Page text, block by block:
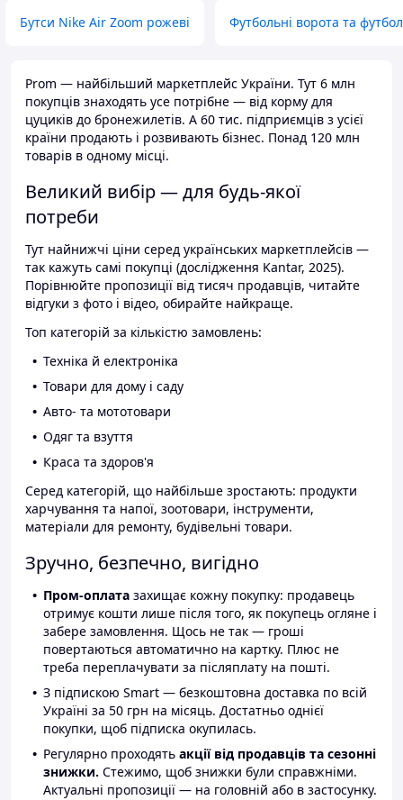
Бутси Nike Air Zoom рожеві Футбольні ворота та
Prom — найбільший маркетплейс України. Тут 6 млн
покупців знаходять усе потрібне — від корму для
цуциків до бронежилетів. А 60 тис. підприємців з усієї
країни продають і розвивають бізнес. Понад 120 млн
товарів в одному місці.
Великий вибір — для будь-якої
потреби
Тут найнижчі ціни серед українських маркетплейсів —
так кажуть самі покупці (дослідження Kantar, 2025).
Порівнюйте пропозиції від тисяч продавців, читайте
відгуки з фото і відео, обирайте найкраще.
Топ категорій за кількістю замовлень:
Техніка й електроніка
Товари для дому і саду
Авто- та мототовари
Одяг та взуття
Краса та здоров'я
Серед категорій, що найбільше зростають: продукти
харчування та напої, зоотовари, інструменти,
матеріали для ремонту, будівельні товари.
Зручно, безпечно, вигідно
Пром-оплата захищає кожну покупку: продавець
отримує кошти лише після того, як покупець огляне і
забере замовлення. Щось не так — гроші
повертаються автоматично на картку. Плюс не
треба переплачувати за післяплату на пошті.
З підпискою Smart — безкоштовна доставка по всій
Україні за 50 грн на місяць. Достатньо однієї
покупки, щоб підписка окупилась.
Регулярно проходять акції від продавців та сезонні
знижки. Стежимо, щоб знижки були справжніми.
Актуальні пропозиції — на головній або в застосунку.